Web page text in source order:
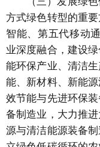
方式绿色转型的重
智能、第五代移动
业深度融合，建设
能环保产业、清洁
能、新材料、新能
效节能与先进环保
备制造业，大力推
源与清洁能源装备